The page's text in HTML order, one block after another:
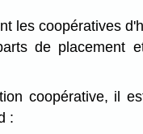
les coopératives
de placement
coopérative, il
: